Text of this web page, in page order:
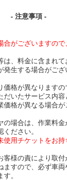
- 注意事項 -
がございますの
、料金に含まれ
発生する場合がご
格が異なりますの
いたサービス内
格が異なる場合
場合は、作業料
ださい。
用チケットをお
様の責により取
すので、必ず車
。